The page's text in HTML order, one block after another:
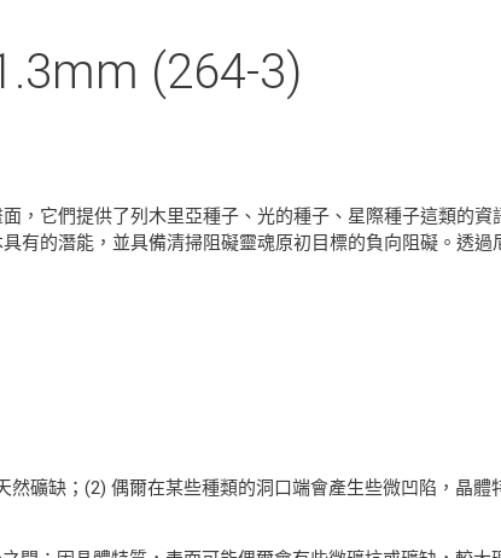
(264-3)
，它們提供了列木里亞種子、光的種子、星際種子這類的
有的潛能，並具備清掃阻礙靈魂原初目標的負向阻礙。透
然礦缺；(2) 偶爾在某些種類的洞口端會產生些微凹陷，晶